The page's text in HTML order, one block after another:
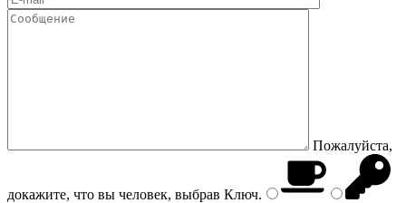
Пожалуйста,
докажите, что вы человек, выбрав Ключ.